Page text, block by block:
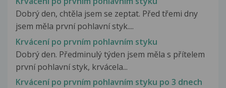
Dobrý den, chtěla jsem se zeptat. Před třemi dny
jsem měla první pohlavní styk....
Krvácení po prvním pohlavním styku
Dobrý den. Předminulý týden jsem měla s přítelem
první pohlavní styk, krvácela...
Krvácení po prvním pohlavním styku po 3 dnech